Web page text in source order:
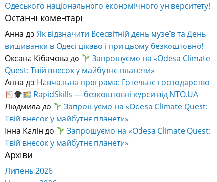
Одеського національного економічного університету!
Останні коментарі
Анна до Як відзначити Всесвітній день музеїв та День
вишиванки в Одесі цікаво і при цьому безкоштовно!
Оксана Кібачова до
Запрошуємо на «Odesa Climate
Quest: Твій внесок у майбутнє планети»
Анна до Навчальна програма: Готельне господарство
RapidSkills — безкоштовні курси від NTO.UA
Людмила до
Запрошуємо на «Odesa Climate Quest:
Твій внесок у майбутнє планети»
Інна Калін до
Запрошуємо на «Odesa Climate Quest:
Твій внесок у майбутнє планети»
Архіви
Липень 2026